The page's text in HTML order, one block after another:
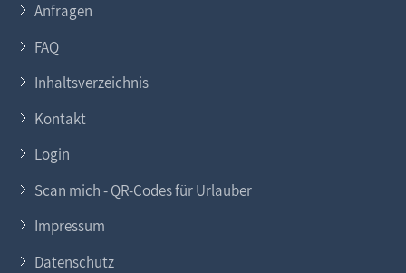
Anfragen
FAQ
Inhaltsverzeichnis
Kontakt
Login
Scan mich - QR-Codes für Urlauber
Impressum
Datenschutz